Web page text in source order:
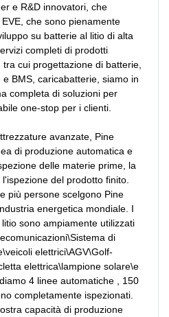
e R&D innovatori, che
che sono pienamente
su batterie al litio di alta
completi di prodotti
cui progettazione di batterie,
BMS, caricabatterie, siamo in
completa di soluzioni per
one-stop per i clienti.
avanzate, Pine
di produzione automatica e
delle materie prime, la
del prodotto finito.
più persone scelgono Pine
energetica mondiale. I
sono ampiamente utilizzati
di
elettrici\AGV\Golf-
elettrica\lampione solare\e
4 linee automatiche , 150
completamente ispezionati.
capacità di produzione